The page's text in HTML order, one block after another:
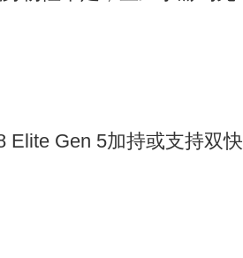
Elite Gen 5加持或支持双快